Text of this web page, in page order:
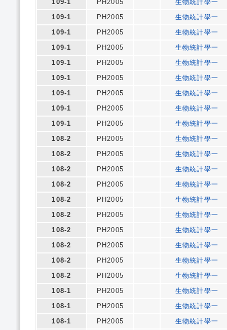
109-1 PH2005
生物統計學一
109-1
PH2005
生物統計學一
109-1
PH2005
生物統計學一
109-1
PH2005
生物統計學一
109-1
PH2005
生物統計學一
109-1
PH2005
生物統計學一
109-1
PH2005
生物統計學一
109-1
PH2005
生物統計學一
109-1
PH2005
生物統計學一
108-2
PH2005
生物統計學一
108-2
PH2005
生物統計學一
108-2
PH2005
生物統計學一
108-2
PH2005
生物統計學一
108-2
PH2005
生物統計學一
108-2
PH2005
生物統計學一
108-2
PH2005
生物統計學一
108-2
PH2005
生物統計學一
108-2
PH2005
生物統計學一
108-2
PH2005
生物統計學一
108-1
PH2005
生物統計學一
108-1
PH2005
生物統計學一
108-1
PH2005
生物統計學一